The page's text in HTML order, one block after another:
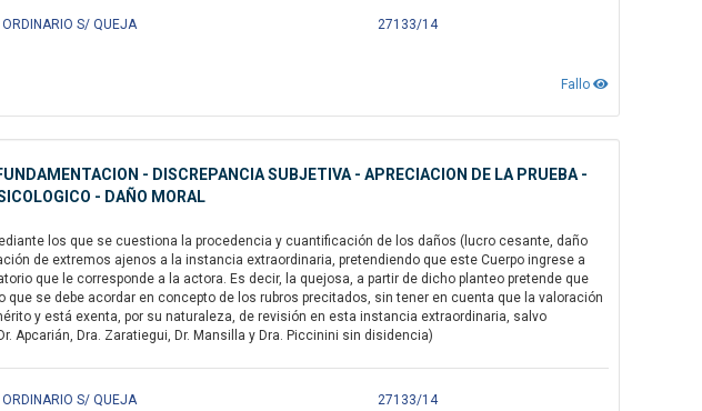
ORDINARIO S/ QUEJA
27133/14
Fallo
- DISCREPANCIA SUBJETIVA - APRECIACION DE LA PRUEBA -
- DAÑO MORAL
los que se cuestiona la procedencia y cuantificación de los daños (lucro cesante, daño
de extremos ajenos a la instancia extraordinaria, pretendiendo que este Cuerpo ingrese a
que le corresponde a la actora. Es decir, la quejosa, a partir de dicho planteo pretende que
se debe acordar en concepto de los rubros precitados, sin tener en cuenta que la valoración
y está exenta, por su naturaleza, de revisión en esta instancia extraordinaria, salvo
Apcarián, Dra. Zaratiegui, Dr. Mansilla y Dra. Piccinini sin disidencia)
ORDINARIO S/ QUEJA 27133/14